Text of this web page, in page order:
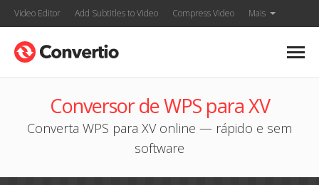
Video Editor Add Subtitles to Video Compress Video Mais
Conversor de WPS para XV
Converta WPS para XV online — rápido e sem
software